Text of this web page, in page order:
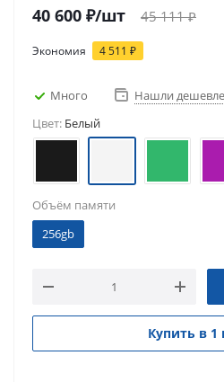
40 600 ₽/шт 45 111₽
Экономия 4 511 ₽
Много
Нашли
Цвет: Белый
Объём памяти
256gb
Купить в 1